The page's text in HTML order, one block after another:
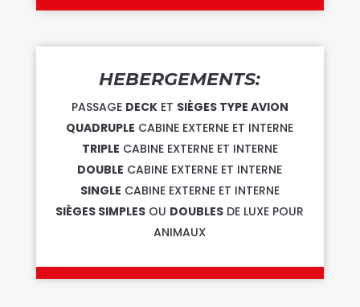
HEBERGEMENTS:
PASSAGE DECKET SIÈGES TYPE AVION
QUADRUPLE CABINE EXTERNE ET INTERNE
TRIPLE CABINE EXTERNE ET INTERNE
DOUBLE CABINE EXTERNE ET INTERNE
SINGLE CABINE EXTERNE ET INTERNE
SIÈGES SIMPLES OU DOUBLES DE LUXE POUR
ANIMAUX